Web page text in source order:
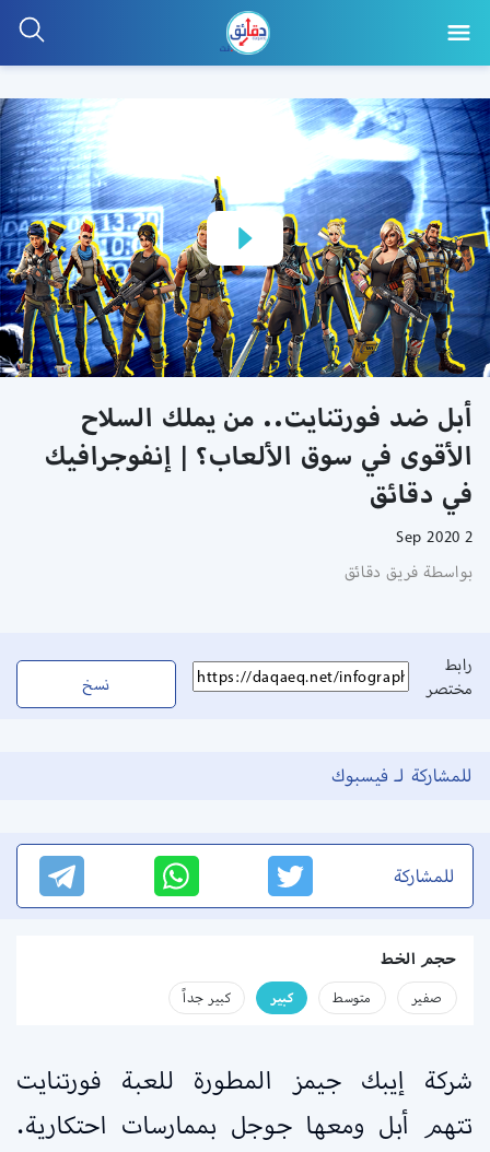
أبل ضد فورتنايت.. من يملك السلاح
الأقوى في سوق الألعاب؟ | إنفوجرافيك
في دقائق
2 Sep 2020
بواسطة فريق دقائق
رابط
مختصر
نسخ
للمشاركة لـ فيسبوك
للمشاركة
حجم الخط
صفير متوسط كبير كبير جداً
شركة إيبك جيمز المطورة للعبة فورتنايت
تتهم أبل ومعها جوجل بممارسات احتكارية.